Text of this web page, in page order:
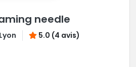
needle
Lyon 5.0 (4 avis)